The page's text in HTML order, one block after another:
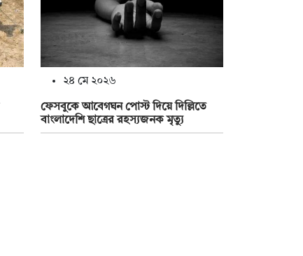
২৪ মে ২০২৬
ফেসবুকে আবেগঘন পোস্ট দিয়ে দিল্লিতে
বাংলাদেশি ছাত্রের রহস্যজনক মৃত্যু